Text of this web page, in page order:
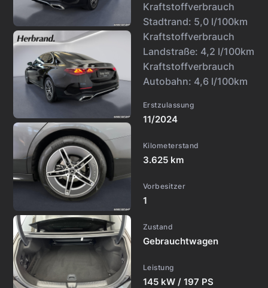
Kraftstoffverbrauch
Stadtrand: 5,0 l/100km
Kraftstoffverbrauch
Landstraße: 4,2 l/100km
Kraftstoffverbrauch
Autobahn: 4,6 l/100km
Erstzulassung
11/2024
Kilometerstand
3.625 km
Vorbesitzer
1
Zustand
Gebrauchtwagen
Leistung
145 kW / 197 PS